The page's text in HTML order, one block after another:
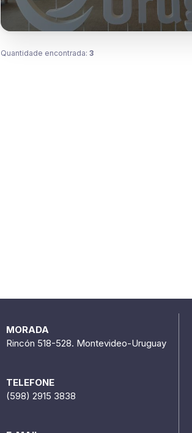
Quantidade encontrada: 3
MORADA
Rincón 518-528. Montevideo-Uruguay
TELEFONE
(598) 2915 3838